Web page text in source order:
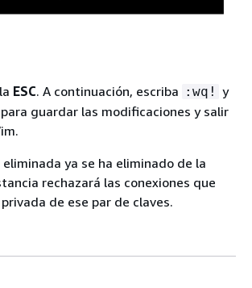
ESC. A continuación, escriba :wq! y
para guardar las modificaciones y salir
eliminada ya se ha eliminado de la
rechazará las conexiones que
de ese par de claves.